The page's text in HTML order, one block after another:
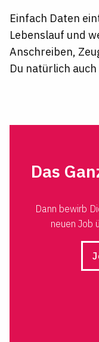
Einfach Daten
Lebenslauf und
Anschreiben,
Du natürlich
Das
Dann bewirb
neuen Job